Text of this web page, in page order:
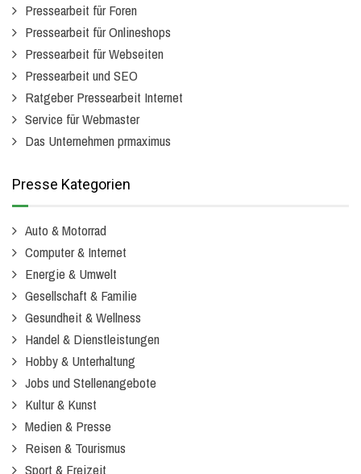
Pressearbeit für Foren
Pressearbeit für Onlineshops
Pressearbeit für Webseiten
Pressearbeit und SEO
Ratgeber Pressearbeit Internet
Service für Webmaster
Das Unternehmen prmaximus
Presse Kategorien
Auto & Motorrad
Computer & Internet
Energie & Umwelt
Gesellschaft & Familie
Gesundheit & Wellness
Handel & Dienstleistungen
Hobby & Unterhaltung
Jobs und Stellenangebote
Kultur & Kunst
Medien & Presse
Reisen & Tourismus
Sport & Freizeit